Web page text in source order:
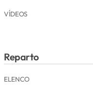
VÍDEOS
Reparto
ELENCO